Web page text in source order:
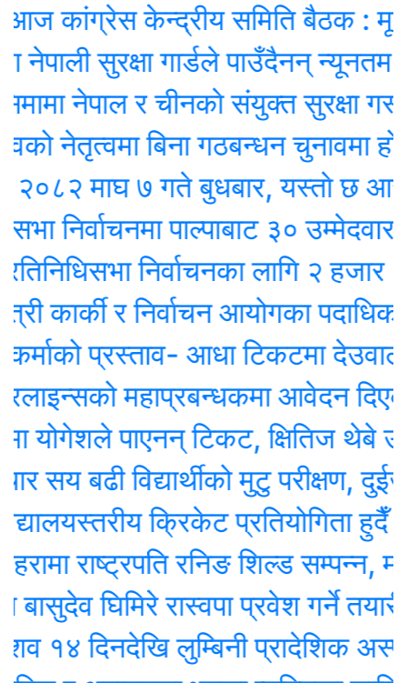
कांग्रेस केन्द्रीय समिति बैठक : मूल
सुरक्षा गार्डले पाउँदैनन् न्यूनतम
नेपाल र चीनकाे संयुक्त सुरक्षा गस्ती
नेतृत्वमा बिना गठबन्धन चुनावमा
माघ ७ गते बुधबार, यस्ताे छ
निर्वाचनमा पाल्पाबाट ३० उम्मेदवारको
निर्वाचनका लागि २ हजार ९
कार्की र निर्वाचन आयोगका
प्रस्ताव- आधा टिकटमा देउवाले
महाप्रबन्धकमा आवेदन दिएका १०
पाएनन् टिकट, क्षितिज थेबे
सय बढी विद्यार्थीको मुटु परीक्षण,
क्रिकेट प्रतियोगिता हुदैँ
राष्ट्रपति रनिङ शिल्ड सम्पन्न,
घिमिरे रास्वपा प्रवेश गर्ने
दिनदेखि लुम्बिनी प्रादेशिक